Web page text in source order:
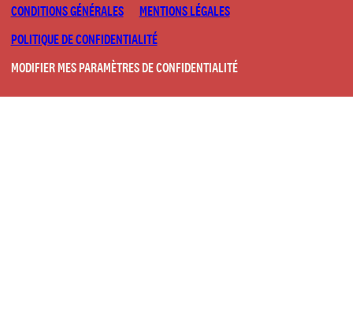
CONDITIONS GÉNÉRALES
MENTIONS LÉGALES
POLITIQUE DE CONFIDENTIALITÉ
MODIFIER MES PARAMÈTRES DE CONFIDENTIALITÉ